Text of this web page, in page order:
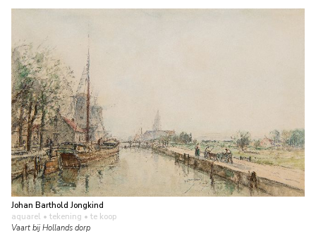
Johan Barthold Jongkind
aquarel • tekening • te koop
Vaart bij Hollands dorp